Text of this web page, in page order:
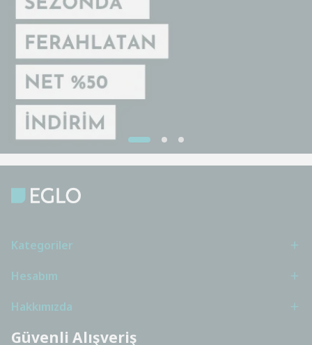
Kategoriler
Hesabım
Hakkımızda
Güvenli Alışveriş